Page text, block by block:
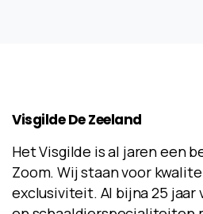
Visgilde DeZeeland
Het Visgilde is al jaren een
Zoom. Wij staan voor
exclusiviteit. Al bijna 25 jaar